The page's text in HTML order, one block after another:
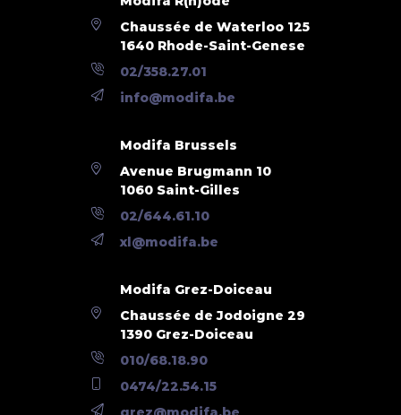
Aantal garages
Verdiepingen - aantal
Voorzieningen gehand.
Type verwarming (type (ind/coll))
Lasten & opbrengst
Chaussée de Waterloo 125
1640 Rhode-Saint-Genese
02/358.27.01
info@modifa.be
Modifa Brussels
Avenue Brugmann 10
1060 Saint-Gilles
02/644.61.10
xl@modifa.be
Modifa Grez-Doiceau
Chaussée de Jodoigne 29
1390 Grez-Doiceau
010/68.18.90
0474/22.54.15